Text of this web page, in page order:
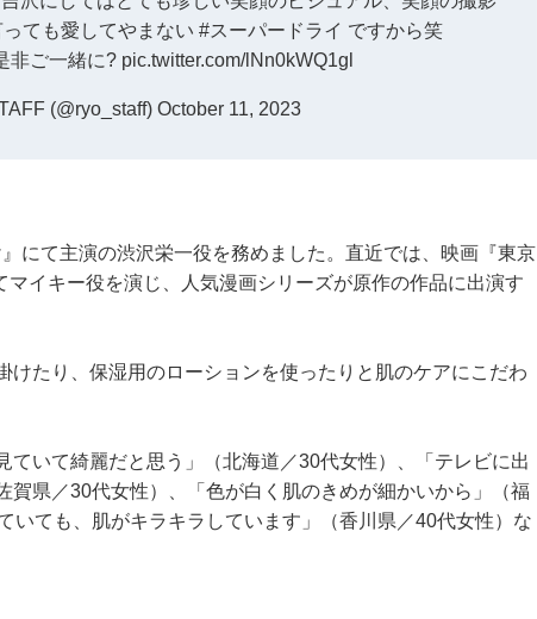
ても愛してやまない #スーパードライ ですから笑
非ご一緒に? pic.twitter.com/lNn0kWQ1gl
(@ryo_staff) October 11, 2023
にて主演の渋沢栄一役を務めました。直近では、映画『東京
イキー役を演じ、人気漫画シリーズが原作の作品に出演す
けたり、保湿用のローションを使ったりと肌のケアにこだわ
ていて綺麗だと思う」（北海道／30代女性）、「テレビに出
賀県／30代女性）、「色が白く肌のきめが細かいから」（福
いても、肌がキラキラしています」（香川県／40代女性）な